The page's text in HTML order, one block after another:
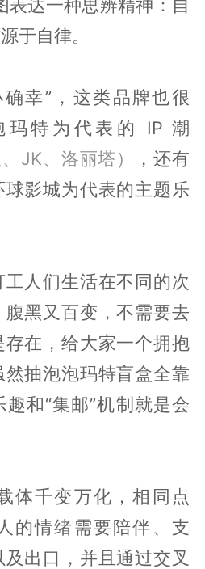
表达一种思辨精神：自
于自律。
幸”，这类品牌也很
玛特为代表的 IP 潮
、JK、洛丽塔）
，还有
影城为代表的主题乐
人们生活在不同的次
黑又百变，不需要去
在，给大家一个拥抱
抽泡泡玛特盲盒全靠
和“集邮”机制就是会
体千变万化，相同点
的情绪需要陪伴、支
出口，并且通过交叉